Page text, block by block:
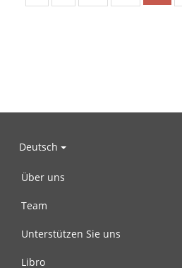
Deutsch
Über uns
Team
Unterstützen Sie uns
Libro